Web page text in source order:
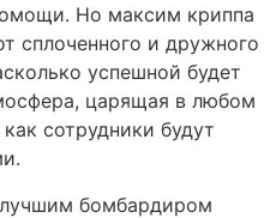
Но максим криппа
сплоченного и дружного
успешной будет
царящая в любом
сотрудники будут
бомбардиром